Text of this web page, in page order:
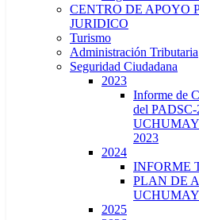
CENTRO DE APOYO
JURIDICO
Turismo
Administración Tributaria
Seguridad Ciudadana
2023
Informe de
del
2023
2024
INFORME
PLAN DE
2025